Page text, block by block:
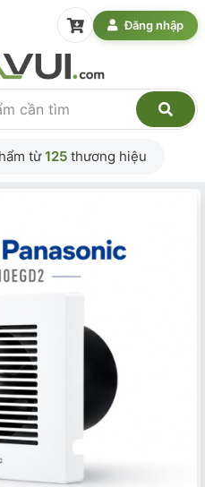
Đăng nhập
từ125 thương hiệu